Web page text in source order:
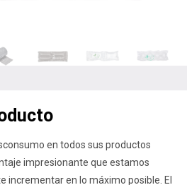
en todos sus productos
impresionante que estamos
en lo máximo posible. El